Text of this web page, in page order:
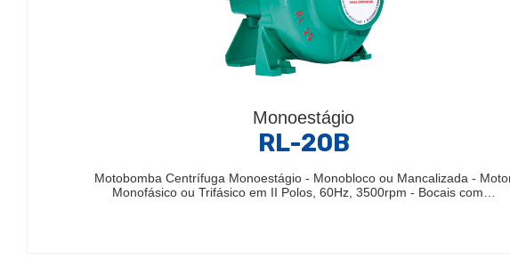
Monoestágio
RL-20B
Motobomba Centrífuga Monoestágio - Monobloco ou Mancalizada -
Monofásico ou Trifásico em II Polos, 60Hz, 3500rpm - Bocais com…